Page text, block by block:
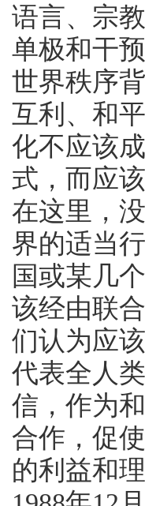
语言、宗
单极和干
世界秩序
互利、和
化不应该
式，而应
在这里，
界的适当
国或某几
该经由联
们认为应
代表全人
信，作为
合作，促
的利益和